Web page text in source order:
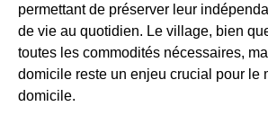
permettant de préserver leur
de vie au quotidien. Le village, bien
toutes les commodités nécessaires,
domicile reste un enjeu crucial pour le
domicile.